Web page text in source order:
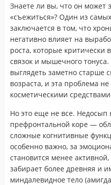
Знаете ли вы, что он может
«съежиться»? Один из
заключается в том, что
негативно влияет на
роста, которые критически
связок и мышечного
выглядеть заметно старше
возраста, и эта проблема
косметическими
Но это еще не все.
префронтальной коре —
сложные когнитивные
особенно важно, за
становится менее
забирает более древняя и
миндалевидное тело